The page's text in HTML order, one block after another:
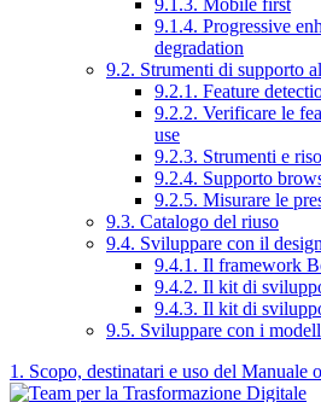
9.1.4. Progressive
degradation
9.2. Strumenti di supporto
9.2.1. Feature
9.2.2. Verificare le
use
9.2.3. Strumenti e
9.2.4. Supporto
9.2.5. Misurare le
9.3. Catalogo del riuso
9.4. Sviluppare con il
9.4.1. Il framework
9.4.2. Il kit di
9.4.3. Il kit di
9.5. Sviluppare con i
1. Scopo, destinatari e uso del Manuale